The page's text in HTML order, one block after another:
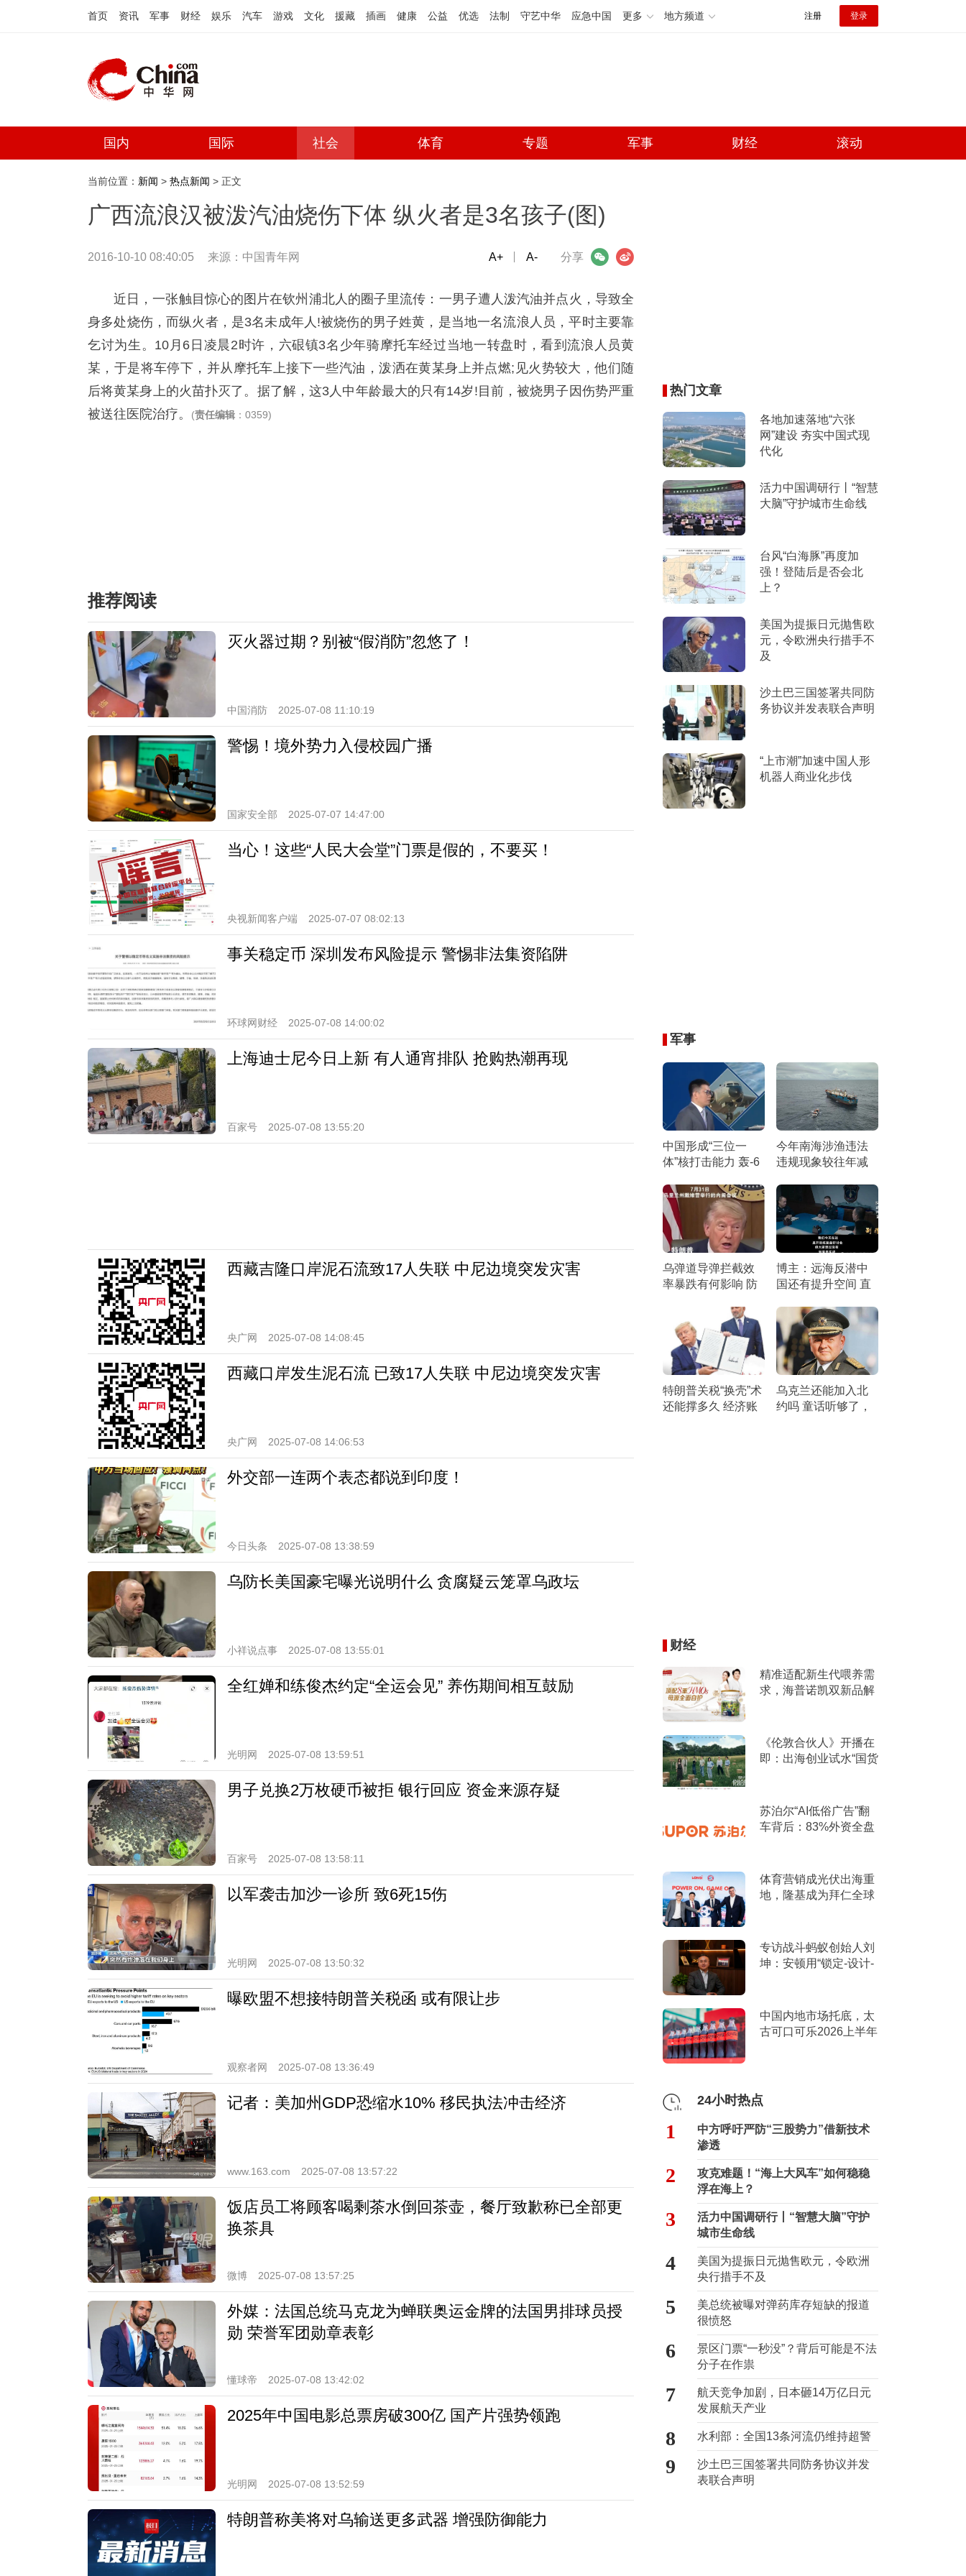
首页 资讯 军事 财经 娱乐 汽车 游戏 文化 援藏 插画 健康 公益 优选 法制 守艺中华 应急中国 更多 地方频道 注册 登录
国内 国际 社会 体育 专题 军事 财经 滚动
当前位置： 新闻 > 热点新闻 > 正文
广西流浪汉被泼汽油烧伤下体 纵火者是3名孩子(图)
2016-10-10 08:40:05 来源： 中国青年网 分享
微信 微博
A+ A-
近日，一张触目惊心的图片在钦州浦北人的圈子里流传：一男子遭人泼汽油并点火，导致全
身多处烧伤，而纵火者，是3名未成年人!被烧伤的男子姓黄，是当地一名流浪人员，平时主要靠
乞讨为生。10月6日凌晨2时许，六硍镇3名少年骑摩托车经过当地一转盘时，看到流浪人员黄
某，于是将车停下，并从摩托车上接下一些汽油，泼洒在黄某身上并点燃;见火势较大，他们随
后将黄某身上的火苗扑灭了。据了解，这3人中年龄最大的只有14岁!目前，被烧男子因伤势严重
被送往医院治疗。
(责任编辑 ：0359)
推荐阅读
灭火器过期？别被“假消防”忽悠了！
中国消防 2025-07-08 11:10:19
警惕！境外势力入侵校园广播
国家安全部 2025-07-07 14:47:00
当心！这些“人民大会堂”门票是假的，不要买！
央视新闻客户端 2025-07-07 08:02:13
事关稳定币 深圳发布风险提示 警惕非法集资陷阱
环球网财经 2025-07-08 14:00:02
上海迪士尼今日上新 有人通宵排队 抢购热潮再现
百家号 2025-07-08 13:55:20
西藏吉隆口岸泥石流致17人失联 中尼边境突发灾害
央广网 2025-07-08 14:08:45
西藏口岸发生泥石流 已致17人失联 中尼边境突发灾害
央广网 2025-07-08 14:06:53
外交部一连两个表态都说到印度！
今日头条 2025-07-08 13:38:59
乌防长美国豪宅曝光说明什么 贪腐疑云笼罩乌政坛
小祥说点事 2025-07-08 13:55:01
全红婵和练俊杰约定“全运会见” 养伤期间相互鼓励
光明网 2025-07-08 13:59:51
男子兑换2万枚硬币被拒 银行回应 资金来源存疑
百家号 2025-07-08 13:58:11
以军袭击加沙一诊所 致6死15伤
光明网 2025-07-08 13:50:32
曝欧盟不想接特朗普关税函 或有限让步
观察者网 2025-07-08 13:36:49
记者：美加州GDP恐缩水10% 移民执法冲击经济
www.163.com 2025-07-08 13:57:22
饭店员工将顾客喝剩茶水倒回茶壶，餐厅致歉称已全部更
换茶具
微博 2025-07-08 13:57:25
外媒：法国总统马克龙为蝉联奥运金牌的法国男排球员授
勋 荣誉军团勋章表彰
懂球帝 2025-07-08 13:42:02
2025年中国电影总票房破300亿 国产片强势领跑
光明网 2025-07-08 13:52:59
特朗普称美将对乌输送更多武器 增强防御能力
热门文章
各地加速落地“六张
网”建设 夯实中国式现
代化
活力中国调研行丨“智慧
大脑”守护城市生命线
台风“白海豚”再度加
强！登陆后是否会北
上？
美国为提振日元抛售欧
元，令欧洲央行措手不
及
沙土巴三国签署共同防
务协议并发表联合声明
“上市潮”加速中国人形
机器人商业化步伐
军事
中国形成“三位一
体”核打击能力 轰-6
注
今年南海涉渔违法
违规现象较往年减
著
乌弹道导弹拦截效
率暴跌有何影响 防
博主：远海反潜中
国还有提升空间 直
特朗普关税“换壳”术
还能撑多久 经济账
乌克兰还能加入北
约吗 童话听够了，
财经
精准适配新生代喂养需
求，海普诺凯双新品解
《伦敦合伙人》开播在
即：出海创业试水“国货
苏泊尔“AI低俗广告”翻
车背后：83%外资全盘
体育营销成光伏出海重
地，隆基成为拜仁全球
专访战斗蚂蚁创始人刘
坤：安顿用“锁定-设计-
中国内地市场托底，太
古可口可乐2026上半年
24小时热点
1
中方呼吁严防“三股势力”借新技术
渗透
2
攻克难题！“海上大风车”如何稳稳
浮在海上？
3
活力中国调研行丨“智慧大脑”守护
城市生命线
4
美国为提振日元抛售欧元，令欧洲
央行措手不及
5
美总统被曝对弹药库存短缺的报道
很愤怒
6
景区门票“一秒没”？背后可能是不法
分子在作祟
7
航天竞争加剧，日本砸14万亿日元
发展航天产业
8 水利部：全国13条河流仍维持超警
9
沙土巴三国签署共同防务协议并发
表联合声明